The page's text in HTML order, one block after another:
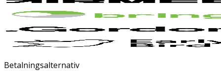
Betalningsalternativ